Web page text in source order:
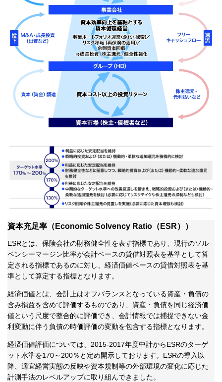
資本充足率（Economic Solvency Ratio（ESR））
ESRとは、保険会社の財務健全性を表す指標であり、現行のソル
ベンシーマージン比率が会計ベースの貸借対照表を基準として算
定される指標であるのに対し、経済価値ベースの貸借対照表を基
準として算定する指標となります。
経済価値とは、会計上はオフバランスとなっている資産・負債の
含み損益を含めて評価するものであり、資産・負債を同じ経済価
値という尺度で整合的に評価でき、会計情報では捕捉できない金
利変動に伴う負債の時価評価の変動を包含する指標となります。
経済価値評価については、2015-2017年度中計からESRのターゲ
ット水準を170～200％と定め開示しております。ESRの導入以
降、適宜経営実態の反映や資本規制等の外部環境の変化に応じた
計測手法のレベルアップに取り組んできました。